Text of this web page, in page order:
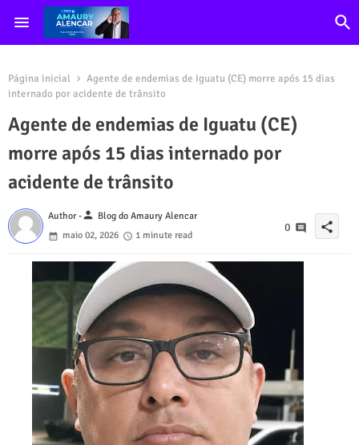
Página inicial
Agente de endemias de Iguatu (CE) morre após 15 dias
internado por acidente de trânsito
Agente de endemias de Iguatu (CE)
morre após 15 dias internado por
acidente de trânsito
Author -person Blog do Amaury Alencar
maio 02, 2026
1 minute read
0 share